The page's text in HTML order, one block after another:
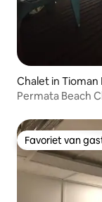
Chalet in Tioman
Permata Beach
Favoriet van
Favoriet van